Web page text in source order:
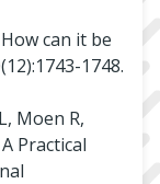
can it be
1748.
Moen R,
Practical